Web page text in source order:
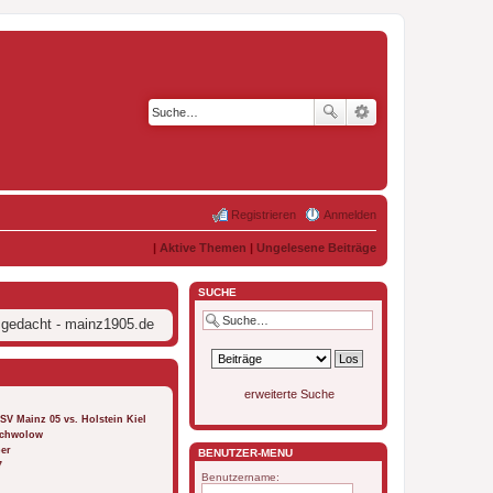
Anmelden
Registrieren
| Aktive Themen | Ungelesene Beiträge
- mainz1905.de
Mainz 05 vs. Holstein Kiel
SUCHE
erweiterte Suche
BENUTZER-MENÜ
Benutzername: